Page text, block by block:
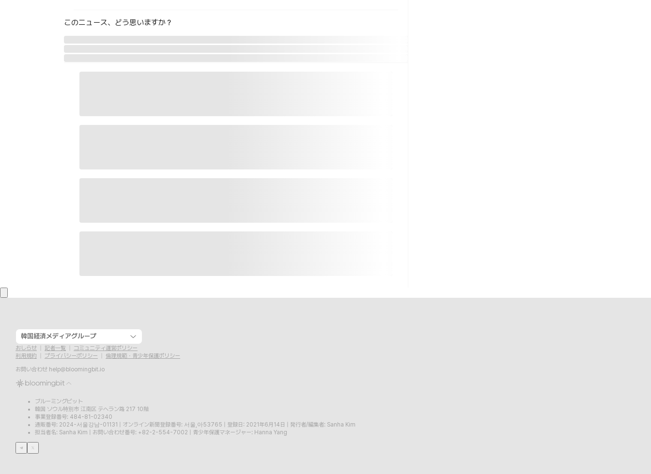
このニュース、どう思いますか？
韓国経済メディアグループ
おしらせ 記者一覧
コミュニティ運営ポリシー
利用規約
プライバシーポリシー
倫理規範・青少年保護ポリシー
お問い合わせ help@bloomingbit.io
ブルーミングビット
韓国 ソウル特別市 江南区 テヘラン路 217 10階
事業登録番号: 484-81-02340
通販番号: 2024-서울강남-01131
オンライン新聞登録番号: 서울,아53765 登録日: 2021年6月14日
発行者/編集者: Sanha Kim
担当者名: Sanha Kim
お問い合わせ番号: +82-2-554-7002 青少年保護マネージャー: Hanna Yang